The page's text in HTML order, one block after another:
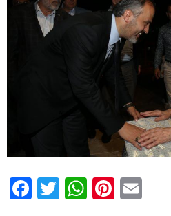
Facebook
Twitter